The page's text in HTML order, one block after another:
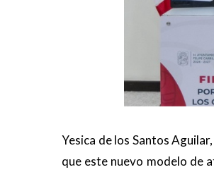
Yesica de los Santos
que este nuevo modelo de